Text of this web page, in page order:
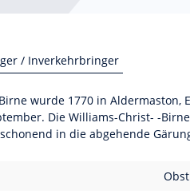
/ Inverkehrbringer
wurde 1770 in
Die Williams-Christ- -
in die abgehende